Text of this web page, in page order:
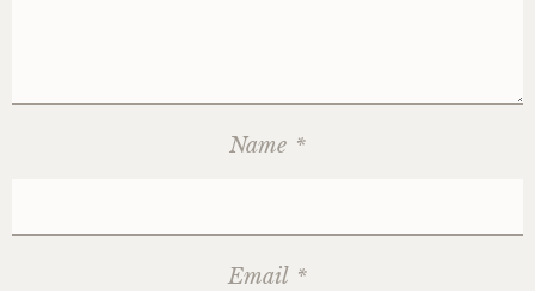
фільми
Name *
Email *